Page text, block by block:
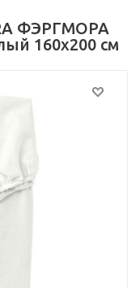
ФЭРГМОРА
160x200 см